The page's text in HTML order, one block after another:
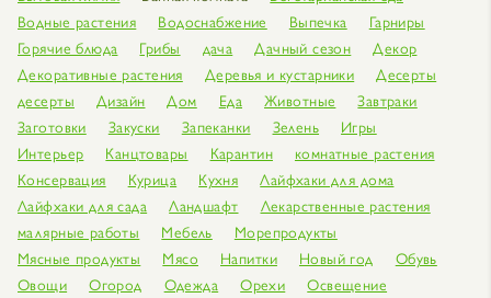
Водные растения
Водоснабжение Выпечка
Гарниры
Горячие блюда
Грибы дача Дачный сезон
Декор
Декоративные растения
Деревья и кустарники
Десерты
десерты
Дизайн Дом Еда Животные
Завтраки
Заготовки
Закуски Запеканки Зелень
Игры
Интерьер
Канцтовары Карантин
комнатные растения
Консервация
Курица Кухня
Лайфхаки для дома
Лайфхаки для сада
Ландшафт
Лекарственные растения
малярные работы
Мебель
Морепродукты
Мясные продукты
Мясо Напитки Новый год
Обувь
Овощи
Огород Одежда Орехи
Освещение